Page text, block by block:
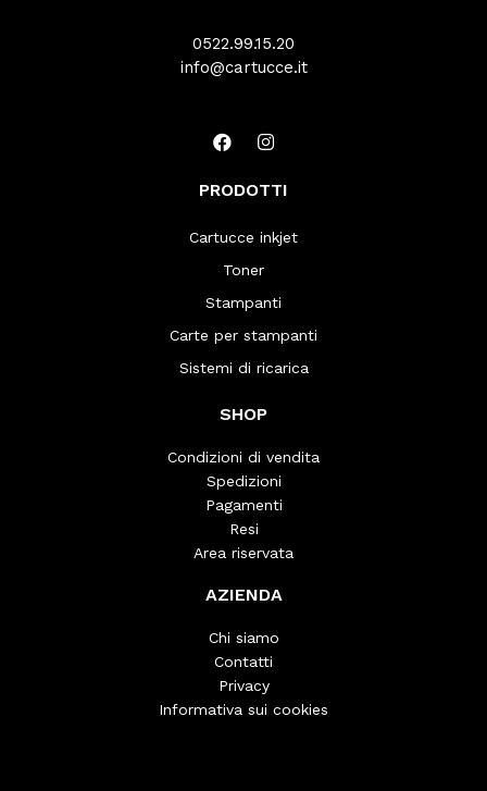
0522.99.15.20
info@cartucce.it
PRODOTTI
Cartucce inkjet
Toner
Stampanti
Carte per stampanti
Sistemi di ricarica
SHOP
Condizioni di vendita
Spedizioni
Pagamenti
Resi
Area riservata
AZIENDA
Chi siamo
Contatti
Privacy
Informativa sui cookies